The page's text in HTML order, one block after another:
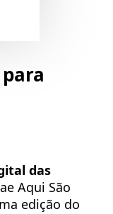
das
Aqui São
edição do